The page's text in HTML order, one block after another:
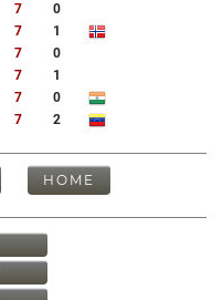
7
0
7
1
7
0
7
1
7
0
7 2
HOME